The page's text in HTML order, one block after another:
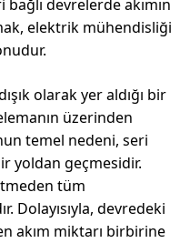
devrelerde akımın
elektrik mühendisliği
olarak yer aldığı bir
üzerinden
temel nedeni, seri
yoldan geçmesidir.
tüm
Dolayısıyla, devredeki
akım miktarı birbirine